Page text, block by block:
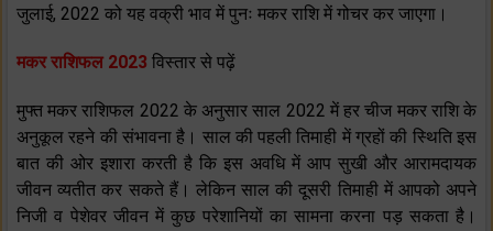
जुलाई, 2022 को यह वक्री भाव में पुनः मकर राशि में गोचर कर जाएगा।
मकर राशिफल 2023 विस्तार से पढ़ें
मुफ्त मकर राशिफल 2022 के अनुसार साल 2022 में हर चीज मकर राशि के
अनुकूल रहने की संभावना है। साल की पहली तिमाही में ग्रहों की स्थिति इस
बात की ओर इशारा करती है कि इस अवधि में आप सुखी और आरामदायक
जीवन व्यतीत कर सकते हैं। लेकिन साल की दूसरी तिमाही में आपको अपने
निजी व पेशेवर जीवन में कुछ परेशानियों का सामना करना पड़ सकता है।